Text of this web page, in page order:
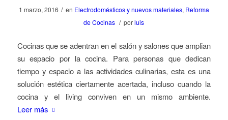
1 marzo, 2016 / en Electrodomésticos y nuevos materiales, Reforma
de Cocinas / porluis
Cocinas que se adentran en el salón y salones que amplian
su espacio por la cocina. Para personas que dedican
tiempo y espacio a las actividades culinarias, esta es una
solución estética ciertamente acertada, incluso cuando la
cocina y el living conviven en un mismo ambiente.
Leer más